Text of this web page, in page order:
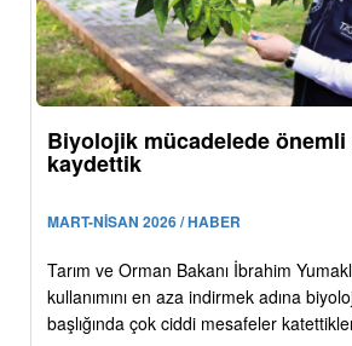
Biyolojik mücadelede
kaydettik
MART-NİSAN 2026 / HABER
Tarım ve Orman Bakanı İbrahim
kullanımını en aza indirmek adına
başlığında çok ciddi mesafeler